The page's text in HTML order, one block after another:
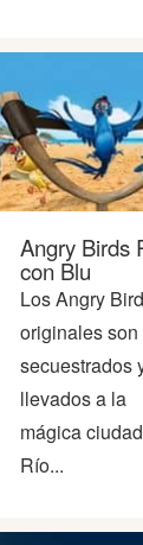
Angry Birds
con Blu
Los Angry
originales son
secuestrados
llevados a la
mágica
Río...